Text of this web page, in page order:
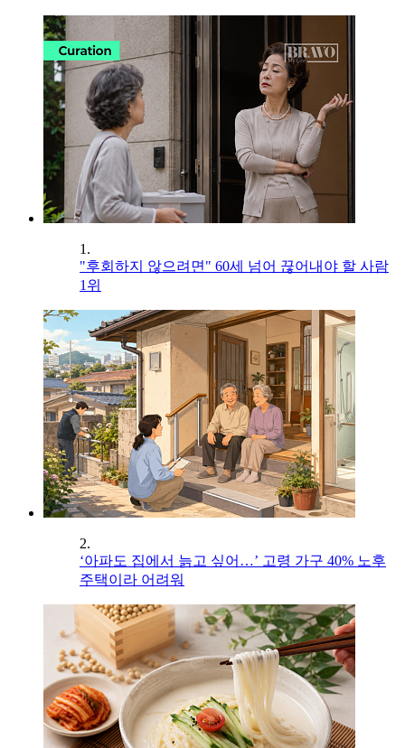
1.
"후회하지 않으려면" 60세 넘어 끊어내야 할 사람
1위
2.
‘아파도 집에서 늙고 싶어…’ 고령 가구 40% 노후
주택이라 어려워